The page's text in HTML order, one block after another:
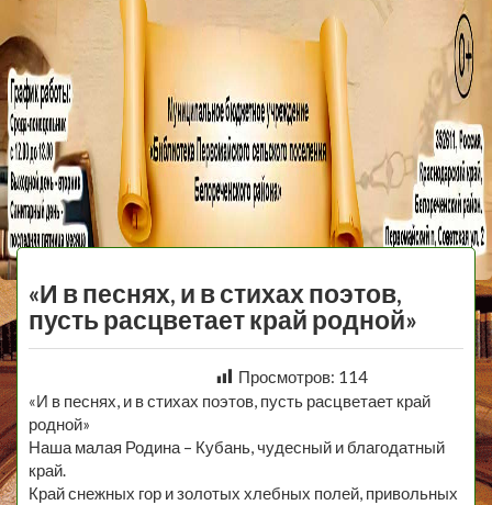
МБУ Библиотека
Первомайского
Сельского
Поселения
«И в песнях, и в стихах поэтов,
пусть расцветает край родной»
Просмотров: 114
«И в песнях, и в стихах поэтов, пусть расцветает край
родной»
Наша малая Родина – Кубань, чудесный и благодатный
край.
Край снежных гор и золотых хлебных полей, привольных